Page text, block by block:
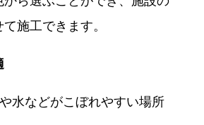
施工できます。
水などがこぼれやすい場所